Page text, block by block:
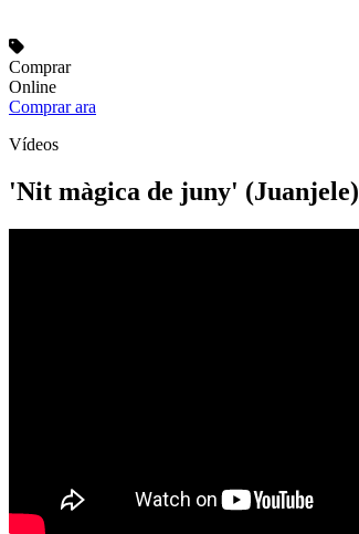
Comprar
Online
Comprar ara
Vídeos
'Nit màgica de juny' (Juanjele)